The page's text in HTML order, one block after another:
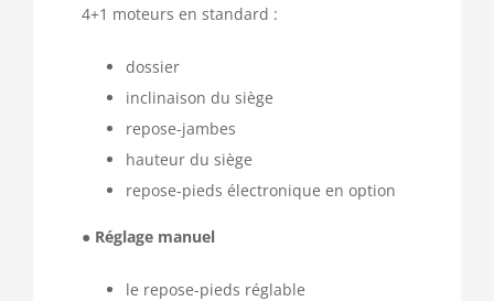
4+1 moteurs en standard :
dossier
inclinaison du siège
repose-jambes
hauteur du siège
repose-pieds électronique en option
● Réglage manuel
le repose-pieds réglable